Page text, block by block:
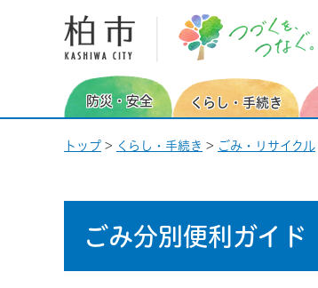
柏市 つづくを、つなぐ。
防災・安全 くらし・手続き
トップ > くらし・手続き > ごみ・リサイクル
ごみ分別便利ガイド